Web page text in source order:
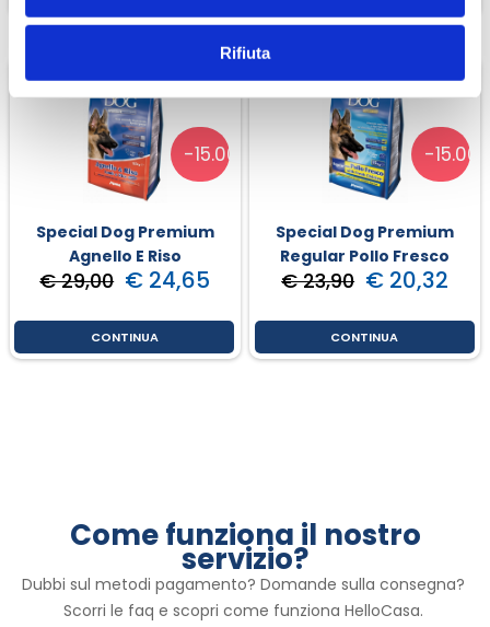
Rifiuta
-15.00%
Special Dog Premium
Agnello E Riso
€ 29,00 € 24,65
CONTINUA
-
Special Dog Premium
Regular Pollo Fresco
€ 23,90 € 20,32
CONTINUA
Come funziona il nostro
servizio?
Dubbi sul metodi pagamento? Domande sulla consegna?
Scorri le faq e scopri come funziona HelloCasa.